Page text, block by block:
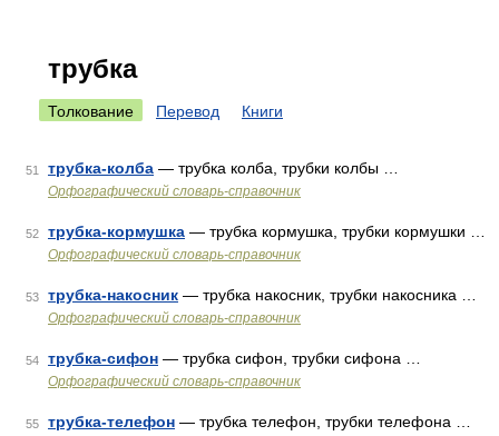
трубка
Толкование Перевод Книги
51 трубка-колба — трубка колба, трубки колбы …
Орфографический словарь-справочник
52 трубка-кормушка — трубка кормушка, трубки кормушки …
Орфографический словарь-справочник
53 трубка-накосник — трубка накосник, трубки накосника …
Орфографический словарь-справочник
54 трубка-сифон — трубка сифон, трубки сифона …
Орфографический словарь-справочник
55 трубка-телефон — трубка телефон, трубки телефона …